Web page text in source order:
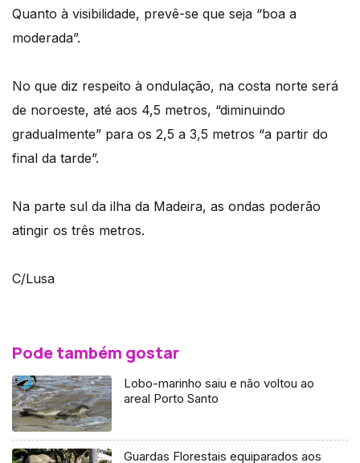
Quanto à visibilidade, prevê-se que seja “boa a
moderada”.
No que diz respeito à ondulação, na costa norte será
de noroeste, até aos 4,5 metros, “diminuindo
gradualmente” para os 2,5 a 3,5 metros “a partir do
final da tarde”.
Na parte sul da ilha da Madeira, as ondas poderão
atingir os três metros.
C/Lusa
Pode também gostar
Lobo-marinho saiu e não voltou ao
areal Porto Santo
Guardas Florestais equiparados aos